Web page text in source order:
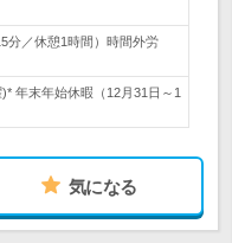
分／休憩1時間）時間外労
年末年始休暇（12月31日～1
気になる